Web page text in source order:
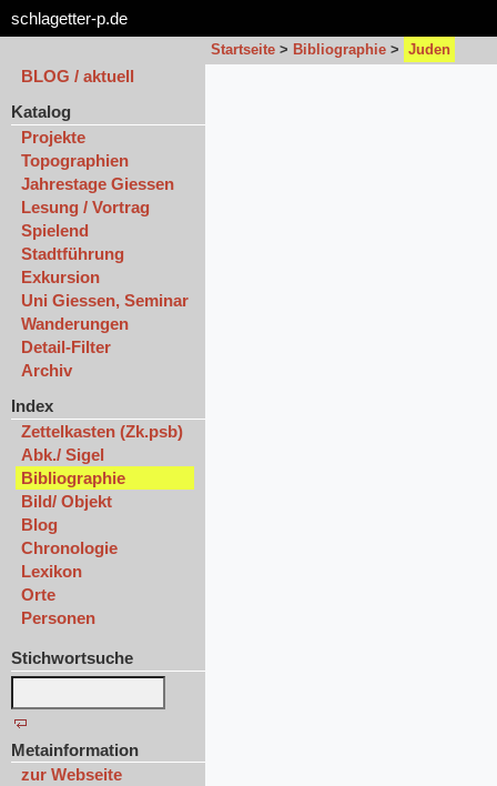
schlagetter-p.de
Startseite > Bibliographie > Juden
BLOG / aktuell
Katalog
Projekte
Topographien
Jahrestage Giessen
Lesung / Vortrag
Spielend
Stadtführung
Exkursion
Uni Giessen, Seminar
Wanderungen
Detail-Filter
Archiv
Index
Zettelkasten (Zk.psb)
Abk./ Sigel
Bibliographie
Bild/ Objekt
Blog
Chronologie
Lexikon
Orte
Personen
Stichwortsuche
Metainformation
zur Webseite